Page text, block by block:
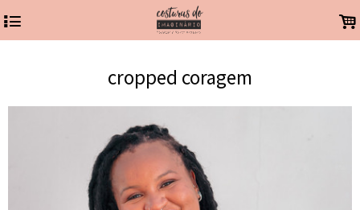
4 .
cropped coragem